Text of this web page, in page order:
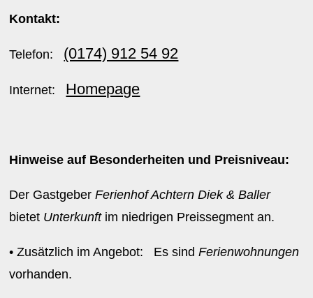
Kontakt:
Telefon: (0174) 912 54 92
Internet: Homepage
Hinweise auf Besonderheiten und Preisniveau:
Der GastgeberFerienhof Achtern Diek & Baller
bietet Unterkunftim niedrigen Preissegment an.
• Zusätzlich im Angebot: Es sindFerienwohnungen
vorhanden.